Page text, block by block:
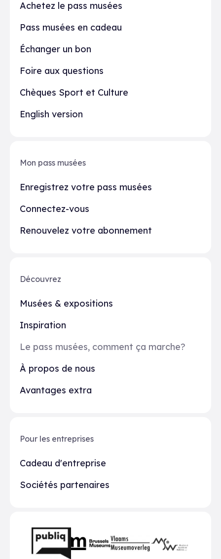
En pratique
Achetez le pass musées
Pass musées en cadeau
Échanger un bon
Foire aux questions
Chèques Sport et Culture
English version
Découvrez
Musées & expositions
Inspiration
Le pass musées, comment ça marche?
À propos de nous
Avantages extra
Pour les entreprises
Cadeau d'entreprise
Sociétés partenaires
Mon pass musées
Enregistrez votre pass musées
Connectez-vous
Renouvelez votre abonnement
Partenaires